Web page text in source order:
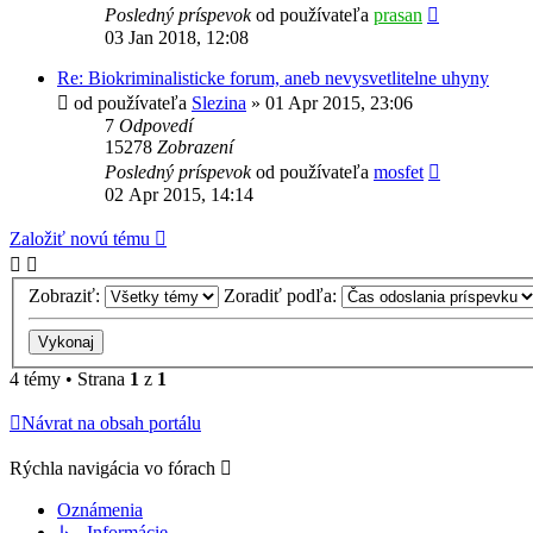
Posledný príspevokod používateľa prasan
03 Jan 2018, 12:08
Re: Biokriminalisticke forum, aneb nevysvetlitelne uhyny
od používateľa Slezina » 01 Apr 2015, 23:06
7 Odpovedí
15278 Zobrazení
Posledný príspevokod používateľa mosfet
02 Apr 2015, 14:14
Založiť novú tému
Zobraziť: Zoradiť podľa:
4 témy • Strana 1 z 1
Návrat na obsah portálu
Rýchla navigácia vo fórach
Oznámenia